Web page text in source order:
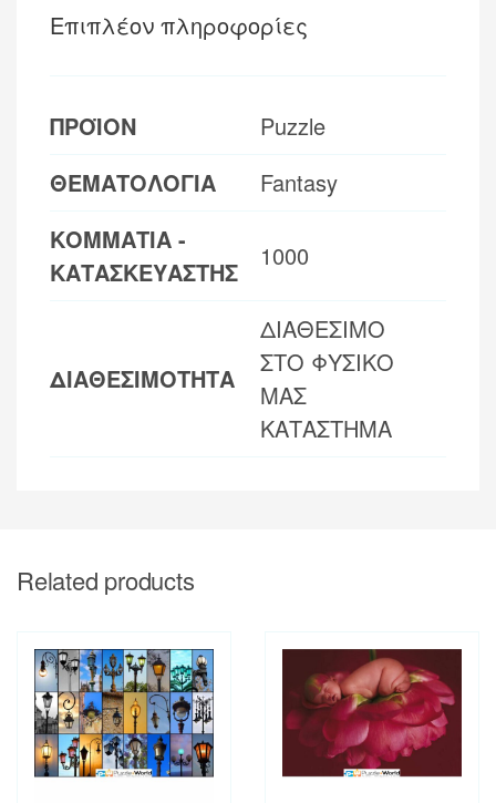
Επιπλέον πληροφορίες
ΠΡΟΪΟΝ
Puzzle
ΘΕΜΑΤΟΛΟΓΙΑ
Fantasy
ΚΟΜΜΑΤΙΑ -
ΚΑΤΑΣΚΕΥΑΣΤΗΣ
1000
ΔΙΑΘΕΣΙΜΟΤΗΤΑ
ΔΙΑΘΕΣΙΜΟ
ΣΤΟ ΦΥΣΙΚΟ
ΜΑΣ
ΚΑΤΑΣΤΗΜΑ
Related products